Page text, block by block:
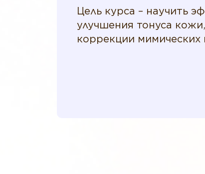
Цель курса – научить
улучшения тонуса
коррекции мимических